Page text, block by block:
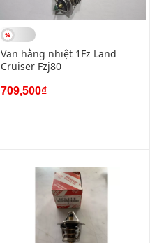
Van hằng nhiệt 1Fz Land
Cruiser Fzj80
709,500₫